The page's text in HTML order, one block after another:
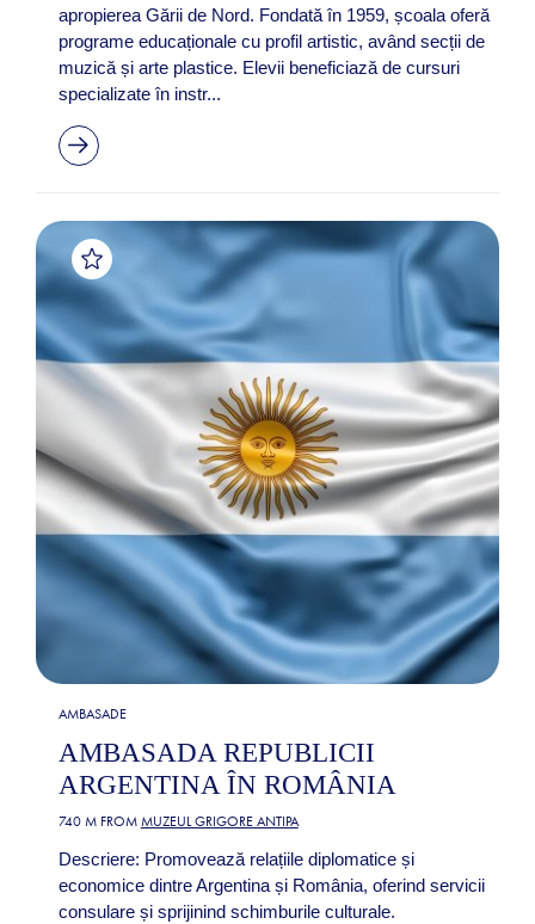
apropierea Gării de Nord. Fondată în 1959, școala oferă
programe educaționale cu profil artistic, având secții de
muzică și arte plastice. Elevii beneficiază de cursuri
specializate în instr...
AMBASADE
AMBASADA REPUBLICII
ARGENTINA ÎN ROMÂNIA
740 M FROM MUZEUL GRIGORE ANTIPA
Descriere: Promovează relațiile diplomatice și
economice dintre Argentina și România, oferind servicii
consulare și sprijinind schimburile culturale.